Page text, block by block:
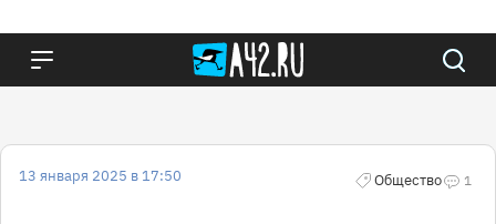
13 января 2025 в 17:50 Общество 1